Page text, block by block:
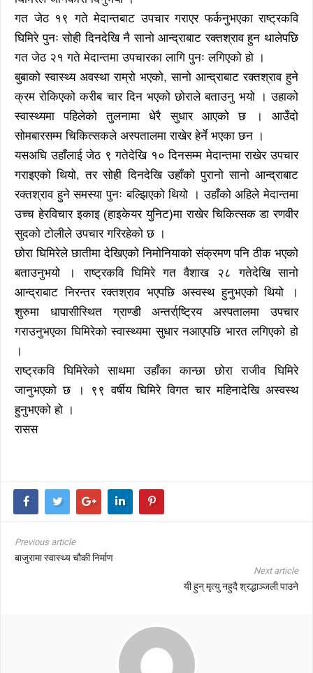
गत जेठ १९ गते मेदान्तबाट उपचार गराएर फर्कनुभएका राष्ट्रकवि
घिमिरे पुनः सोही दिनदेखि नै सानो आन्द्राबाट रक्तश्राव हुन थालेपछि
गत जेठ २१ गते मेदान्तमा उपचारका लागि पुनः लगिएको हो ।
बुबाको स्वास्थ्य अवस्था राम्रो भएको, सानो आन्द्राबाट रक्तश्राव हुने
क्रम रोकिएको करीब चार दिन भएको छोराले बताउनु भयो । उहाको
स्वास्थ्यमा पहिलेको तुलनामा धेरै सुधार आएको छ । आउँदो
सोमबारसम्म चिकित्सकले अस्पतालमा राखेर हेर्ने भएका छन ।
यसअघि उहाँलाई जेठ ९ गतेदेखि १० दिनसम्म मेदान्तमा राखेर उपचार
गराइएको थियो, तर सोही दिनदेखि उहाँको पुरानो सानो आन्द्राबाट
रक्तश्राव हुने समस्या पुनः बल्झिएको थियो । उहाँको अहिले मेदान्तमा
उच्च हेरविचार इकाइ (हाइकेयर युनिट)मा राखेर चिकित्सक डा रणवीर
सुदको टोलीले उपचार गरिरहेको छ ।
छोरा घिमिरेले छातीमा देखिएको निमोनियाको संक्रमण पनि ठीक भएको
बताउनुभयो । राष्ट्रकवि घिमिरे गत वैशाख २८ गतेदेखि सानो
आन्द्राबाट निरन्तर रक्तश्राव भएपछि अस्वस्थ हुनुभएको थियो ।
शुरुमा धापासीस्थित ग्राण्डी अन्तर्रा्ष्ट्रिय अस्पतालमा उपचार
गराउनुभएका घिमिरेको स्वास्थ्यमा सुधार नआएपछि भारत लगिएको हो
।
राष्ट्रकवि घिमिरेको साथमा उहाँका कान्छा छोरा राजीव घिमिरे
जानुभएको छ । ९९ वर्षीय घिमिरे विगत चार महिनादेखि अस्वस्थ
हुनुभएको हो ।
रासस
Previous article
बाजुरामा स्वास्थ्य चौकी निर्माण
Next article
यी हुन् मृत्यु नहुदै श्रद्धाञ्जली पाउने